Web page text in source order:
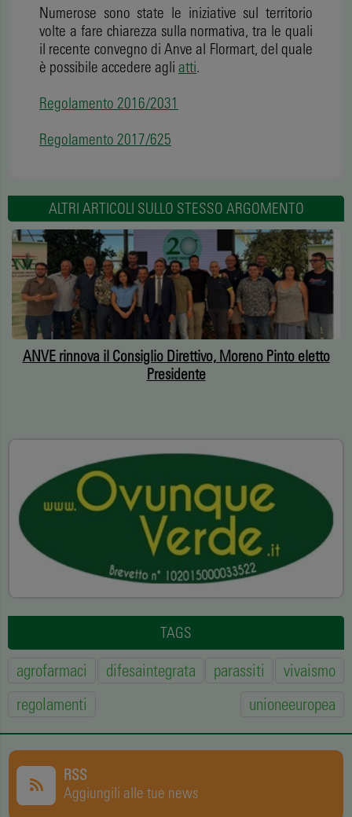
Numerose sono state le iniziative sul territorio
volte a fare chiarezza sulla normativa, tra le quali
il recente convegno di Anve al Flormart, del quale
è possibile accedere agli atti.
Regolamento 2016/2031
Regolamento 2017/625
ALTRI ARTICOLI SULLO STESSO ARGOMENTO
ANVE rinnova il Consiglio Direttivo, Moreno Pinto eletto
Presidente
TAGS
agrofarmaci difesaintegrata parassiti
vivaismo
regolamenti
unioneeuropea
RSS
Aggiungili alle tue news